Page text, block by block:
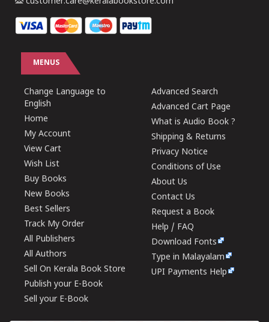
MENUS
Change Language to
English
Home
My Account
View Cart
Wish List
Buy Books
New Books
Best Sellers
Track My Order
All Publishers
All Authors
Sell On Kerala Book Store
Publish your E-Book
Sell your E-Book
Advanced Search
Advanced Cart Page
What is Audio Book ?
Shipping & Returns
Privacy Notice
Conditions of Use
About Us
Contact Us
Request a Book
Help / FAQ
Download Fonts
Type in Malayalam
UPI Payments Help